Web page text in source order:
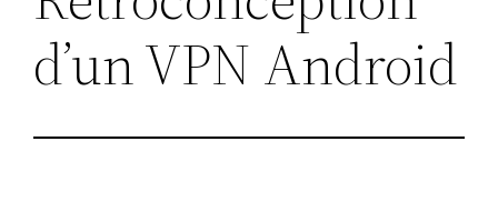
d’un VPN Android